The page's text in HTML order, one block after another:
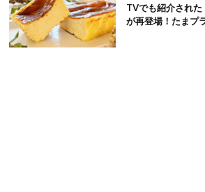
TVでも紹介された
が再登場！たまプ